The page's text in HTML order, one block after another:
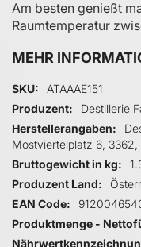
Am besten genießt
Raumtemperatur
MEHR
Mehr Informationen
SKU
ATAAAE151
Produzent
Destillerie
Herstellerangaben
Mostviertelplatz 6,
Bruttogewicht in kg
Produzent Land
EAN Code
Produktmenge -